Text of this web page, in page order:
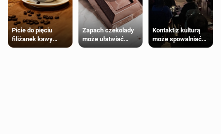
Picie do pięciu
filiżanek kawy
dziennie jest
Zapach czekolady
może ułatwiać
trening siłowy
Kontakt z kulturą
może spowalniać
starzenie